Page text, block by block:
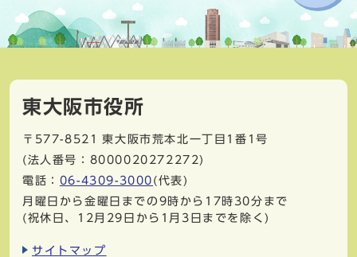
東大阪市役所
〒577-8521
東大阪市荒本北一丁目1番1号
(法人番号：8000020272272)
電話： 06-4309-3000 (代表)
月曜日から金曜日までの9時から17時30分まで
(祝休日、12月29日から1月3日までを除く)
サイトマップ